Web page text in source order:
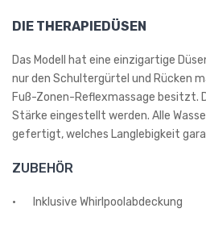
DIE THERAPIEDÜSEN
Das Modell hat eine einzigartige
nur den Schultergürtel und Rücken
Fuß-Zonen-Reflexmassage besitzt.
Stärke eingestellt werden. Alle
gefertigt, welches Langlebigkeit
ZUBEHÖR
· Inklusive Whirlpoolabdeckung